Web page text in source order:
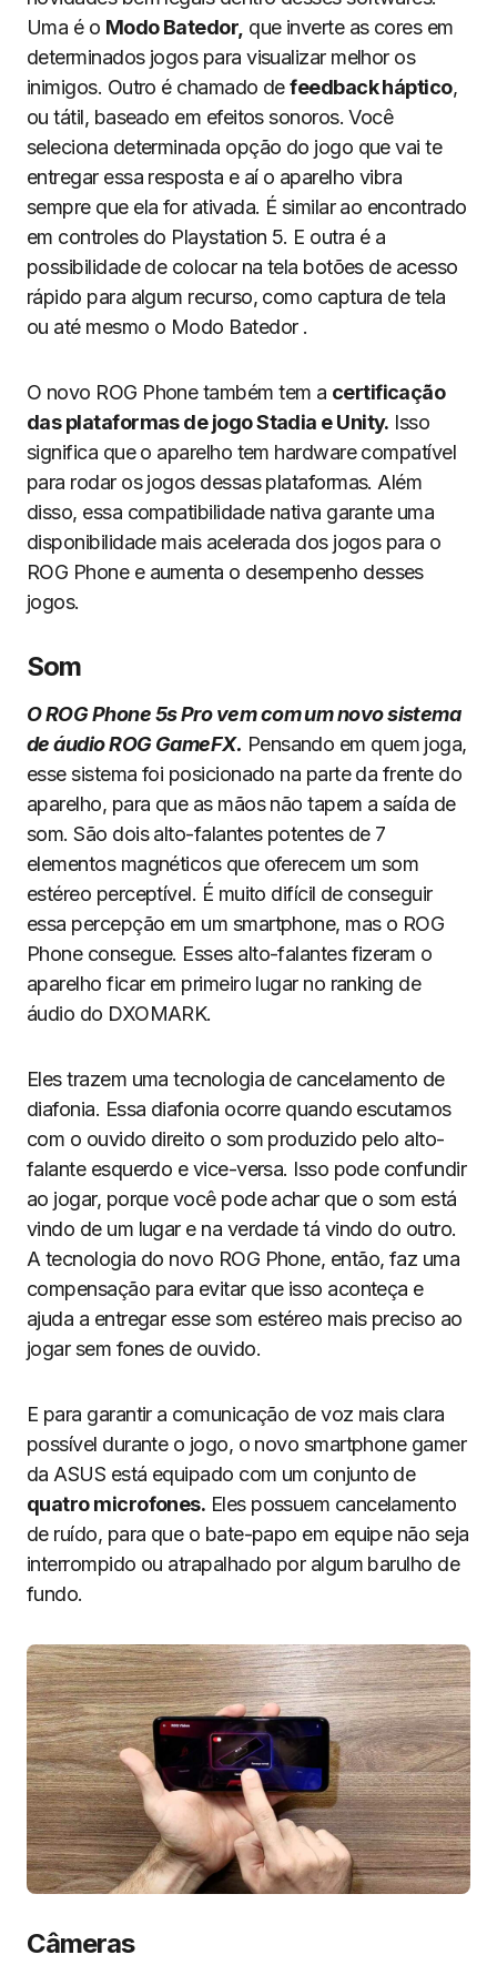
Uma é o Modo Batedor, que inverte as cores em
determinados jogos para visualizar melhor os
inimigos. Outro é chamado defeedback háptico,
ou tátil, baseado em efeitos sonoros. Você
seleciona determinada opção do jogo que vai te
entregar essa resposta e aí o aparelho vibra
sempre que ela for ativada. É similar ao encontrado
em controles do Playstation 5. E outra é a
possibilidade de colocar na tela botões de acesso
rápido para algum recurso, como captura de tela
ou até mesmo o Modo Batedor .
O novo ROG Phone também tem a certificação
das plataformas de jogo Stadia e Unity. Isso
significa que o aparelho tem hardware compatível
para rodar os jogos dessas plataformas. Além
disso, essa compatibilidade nativa garante uma
disponibilidade mais acelerada dos jogos para o
ROG Phone e aumenta o desempenho desses
jogos.
Som
O ROG Phone 5s Pro vem com um novo sistema
de áudio ROG GameFX. Pensando em quem joga,
esse sistema foi posicionado na parte da frente do
aparelho, para que as mãos não tapem a saída de
som. São dois alto-falantes potentes de 7
elementos magnéticos que oferecem um som
estéreo perceptível. É muito difícil de conseguir
essa percepção em um smartphone, mas o ROG
Phone consegue. Esses alto-falantes fizeram o
aparelho ficar em primeiro lugar no ranking de
áudio do DXOMARK.
Eles trazem uma tecnologia de cancelamento de
diafonia. Essa diafonia ocorre quando escutamos
com o ouvido direito o som produzido pelo alto-
falante esquerdo e vice-versa. Isso pode confundir
ao jogar, porque você pode achar que o som está
vindo de um lugar e na verdade tá vindo do outro.
A tecnologia do novo ROG Phone, então, faz uma
compensação para evitar que isso aconteça e
ajuda a entregar esse som estéreo mais preciso ao
jogar sem fones de ouvido.
E para garantir a comunicação de voz mais clara
possível durante o jogo, o novo smartphone gamer
da ASUS está equipado com um conjunto de
quatro microfones. Eles possuem cancelamento
de ruído, para que o bate-papo em equipe não seja
interrompido ou atrapalhado por algum barulho de
fundo.
Câmeras